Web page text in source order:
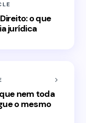
o que
jurídica
nem toda
o mesmo